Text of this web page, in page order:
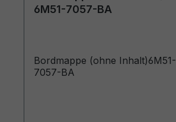
6M51-7057-BA
Bordmappe (ohne Inhalt)6M51-
7057-BA